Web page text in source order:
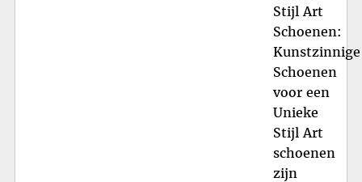
Stijl Art
Schoenen:
Kunstzinnige
Schoenen
voor een
Unieke
Stijl Art
schoenen
zijn